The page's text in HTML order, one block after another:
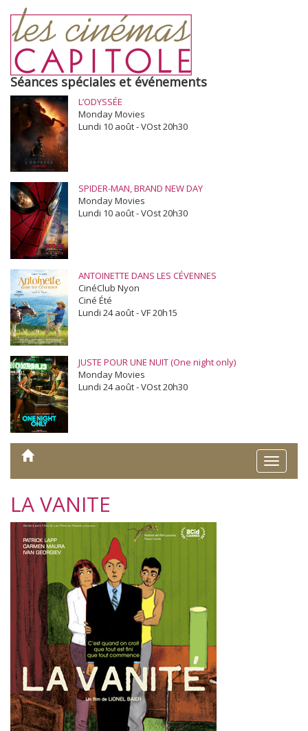
Séances spéciales et événements
L’ODYSSÉE
Monday Movies
Lundi 10 août - VOst 20h30
SPIDER-MAN, BRAND NEW DAY
Monday Movies
Lundi 10 août - VOst 20h30
ANTOINETTE DANS LES CÉVENNES
CinéClub Nyon
Ciné Été
Lundi 24 août - VF 20h15
JUSTE POUR UNE NUIT (One night only)
Monday Movies
Lundi 24 août - VOst 20h30
Toggle
LA VANITE